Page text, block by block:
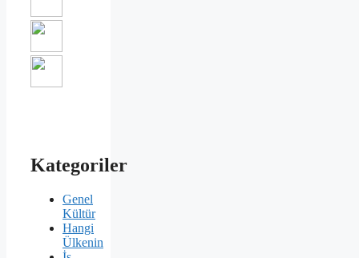
Kategoriler
Genel
Kültür
Hangi
Ülkenin